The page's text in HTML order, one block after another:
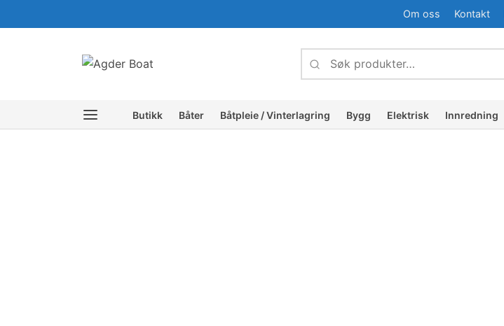
Om oss Kontakt
etter:
Narrow
category:
Butikk Båter Båtpleie / Vinterlagring Bygg Elektrisk Innredning